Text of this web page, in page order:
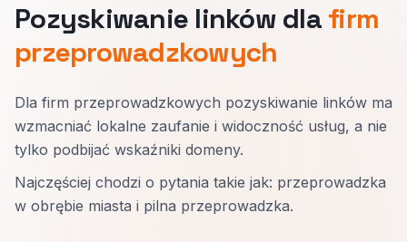
Pozyskiwanie linków dla firm
przeprowadzkowych
Dla firm przeprowadzkowych pozyskiwanie linków ma
wzmacniać lokalne zaufanie i widoczność usług, a nie
tylko podbijać wskaźniki domeny.
Najczęściej chodzi o pytania takie jak: przeprowadzka
w obrębie miasta i pilna przeprowadzka.